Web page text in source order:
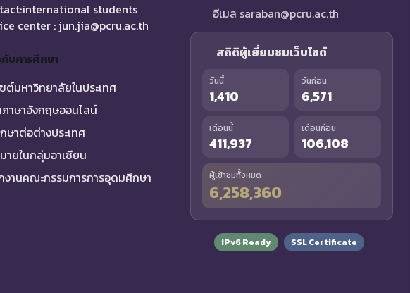
students
center : jun.jia@pcru.ac.th
กับการศึกษา
ซต์มหาวิทยาลัยในประเทศ
ภาษาอังกฤษออนไลน์
ษาต่อต่างประเทศ
ายในกลุ่มอาเซียน
งานคณะกรรมการการอุดมศึกษา
อีเมล saraban@pcru.ac.th
สถิติผู้เยี่ยมชมเว็บไซต์
วันนี้
1,410
วันก่อน
6,571
เดือนนี้
411,937
เดือนก่อน
106,108
ผู้เข้าชมทั้งหมด
6,258,360
IPv6 Ready SSL Certificate